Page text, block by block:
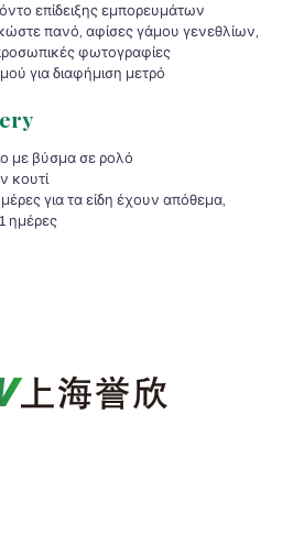
επίδειξης εμπορευμάτων
πανό, αφίσες γάμου γενεθλίων,
φωτογραφίες
για διαφήμιση μετρό
με βύσμα σε ρολό
κουτί
για τα είδη έχουν απόθεμα,
ημέρες